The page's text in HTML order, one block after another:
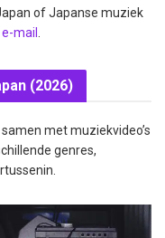
of Japanse muziek
e-mail
(2026)
met muziekvideo’s
genres,